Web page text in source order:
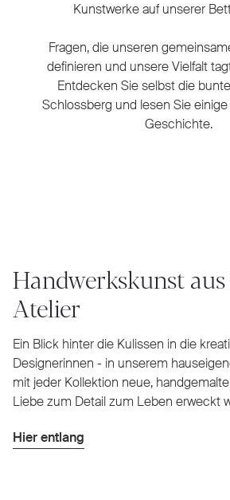
Kunstwerke auf unserer
Fragen, die unseren
definieren und unsere Vielfalt
Entdecken Sie selbst die
Schlossberg und lesen Sie
Geschichte.
Handwerkskunst
Atelier
Ein Blick hinter die Kulissen in die
Designerinnen - in unserem
mit jeder Kollektion neue,
Liebe zum Detail zum Leben erweckt
Hier entlang